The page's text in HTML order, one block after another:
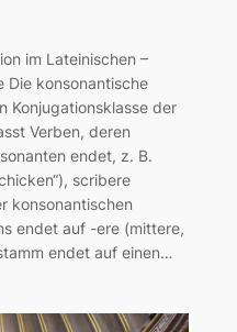
im Lateinischen –
Die konsonantische
Konjugationsklasse der
Verben, deren
endet, z. B.
scribere
konsonantischen
endet auf -ere (mittere,
endet auf einen…